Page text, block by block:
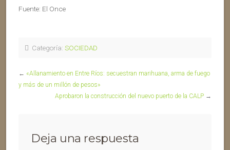
Fuente: El Once
Categoría: SOCIEDAD
← «Allanamiento en Entre Ríos: secuestran marihuana, arma de fuego
y más de un millón de pesos»
Aprobaron la construcción del nuevo puerto de la CALP →
Deja una respuesta